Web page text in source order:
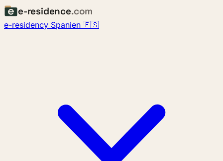
e-residence.com
e-residency Spanien 🇪🇸